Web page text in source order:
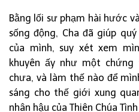
Bằng lối sư phạm hài hước
sống động, Cha đã giúp
của mình, suy xét xem
khuyên ấy như một
chưa, và làm thế nào để
sáng cho thế giới xung
nhân hậu của Thiên Chúa Tình